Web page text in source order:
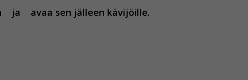
ja avaa sen jälleen kävijöille.